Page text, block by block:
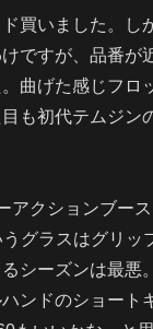
買いました。
ですが、品番が
曲げた感じフ
も初代テムジン
アクションブー
グラスはグリ
シーズンは最悪
ンドのショー